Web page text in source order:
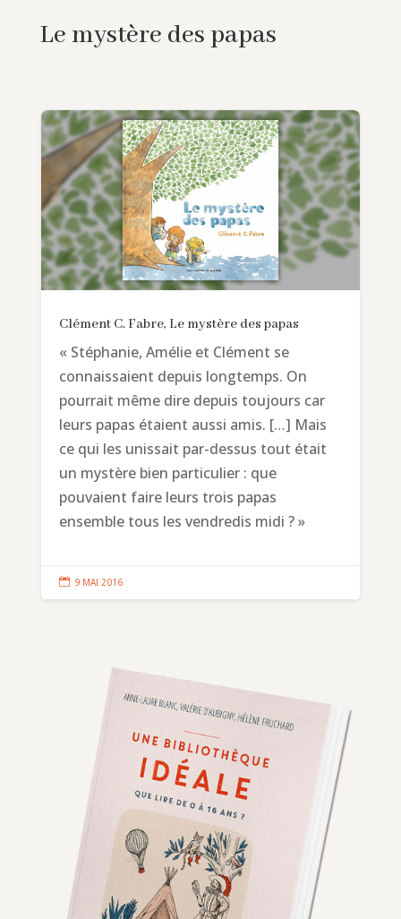
Le mystère des papas
Clément C. Fabre, Le mystère des papas
« Stéphanie, Amélie et Clément se
connaissaient depuis longtemps. On
pourrait même dire depuis toujours car
leurs papas étaient aussi amis. […] Mais
ce qui les unissait par-dessus tout était
un mystère bien particulier : que
pouvaient faire leurs trois papas
ensemble tous les vendredis midi ? »
 9 MAI 2016